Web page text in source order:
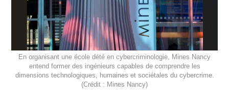
En organisant une école dété en cybercriminologie, Mines Nancy
entend former des ingénieurs capables de comprendre les
dimensions technologiques, humaines et sociétales du cybercrime.
(Crédit : Mines Nancy)